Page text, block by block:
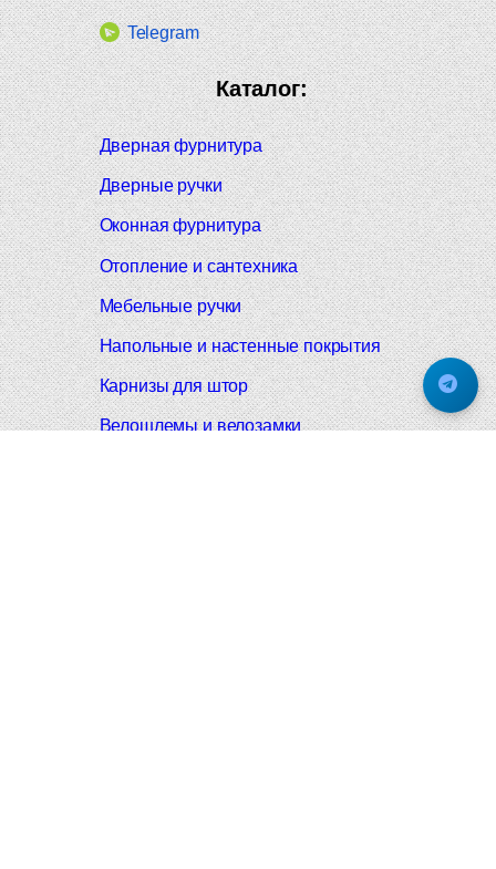
Telegram
Каталог:
Дверная фурнитура
Дверные ручки
Оконная фурнитура
Отопление и сантехника
Мебельные ручки
Напольные и настенные покрытия
Карнизы для штор
Велошлемы и велозамки